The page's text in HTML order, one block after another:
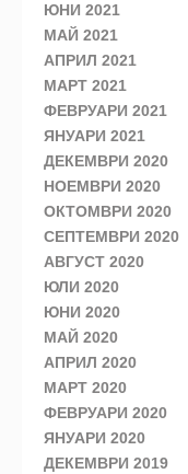
ЮНИ 2021
МАЙ 2021
АПРИЛ 2021
МАРТ 2021
ФЕВРУАРИ 2021
ЯНУАРИ 2021
ДЕКЕМВРИ 2020
НОЕМВРИ 2020
ОКТОМВРИ 2020
СЕПТЕМВРИ 2020
АВГУСТ 2020
ЮЛИ 2020
ЮНИ 2020
МАЙ 2020
АПРИЛ 2020
МАРТ 2020
ФЕВРУАРИ 2020
ЯНУАРИ 2020
ДЕКЕМВРИ 2019